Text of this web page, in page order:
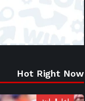
Hot Right Now